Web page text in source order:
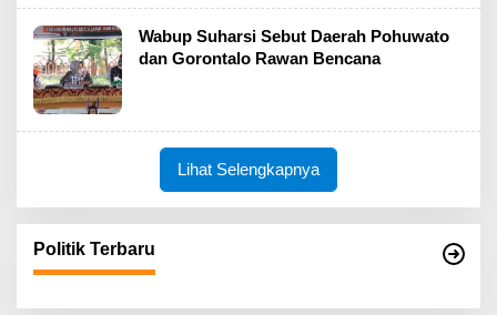
Wabup Suharsi Sebut Daerah Pohuwato
dan Gorontalo Rawan Bencana
Lihat Selengkapnya
Politik Terbaru